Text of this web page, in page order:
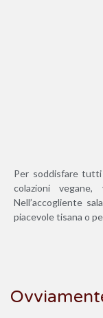
Per soddisfare tutti
colazioni
Nell’accogliente
piacevole tisana o